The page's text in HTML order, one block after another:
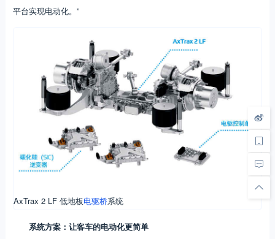
平台实现电动化。”
AxTrax 2 LF 低地板电驱桥系统
系统方案：让客车的电动化更简单